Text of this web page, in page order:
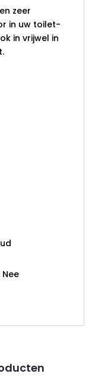
zeer
in uw toilet-
in vrijwel in